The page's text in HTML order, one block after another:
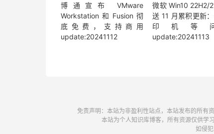
博通宣布 VMware
Workstation 和 Fusion 彻
底免费，支持商用
update:20241112
微软 Win10 22H2/
送 11 月累积更新
印机等
update:20241113
免责声明：本站为非盈利性站点，本站发布的所有
本站为个人知识库博客，所有资源仅供学
如侵